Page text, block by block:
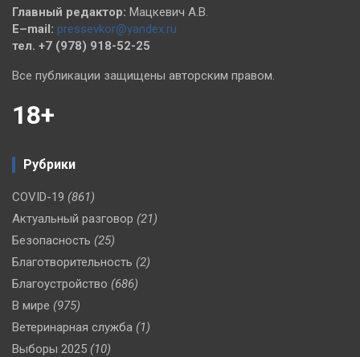
Главный редактор: Мацкевич А.В.
E–mail: pressevkor@yandex.ru
тел. +7 (978) 918-52-25
Все публикации защищены авторским правом.
18+
Рубрики
COVID-19 (861)
Актуальный разговор (21)
Безопасность (25)
Благотворительность (2)
Благоустройство (686)
В мире (975)
Ветеринарная служба (1)
Выборы 2025 (10)